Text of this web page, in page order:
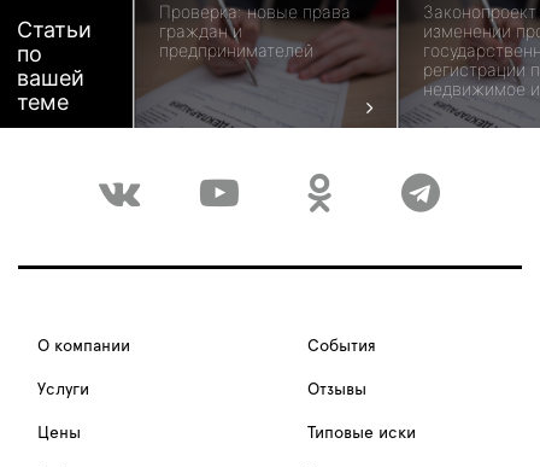
Статьи
по
вашей
теме
Проверка: новые права
граждан и
предпринимателей
изменении
регистрации
недвижимое
О компании
Услуги
Цены
События
Отзывы
Типовые иски